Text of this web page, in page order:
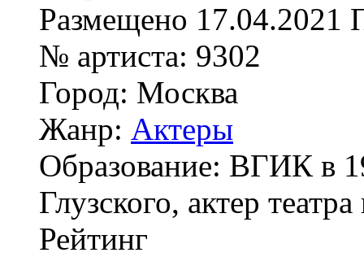
Размещено 17.04.2021
№ артиста: 9302
Город: Москва
Жанр: Актеры
Образование: ВГИК в
Глузского, актер
Рейтинг